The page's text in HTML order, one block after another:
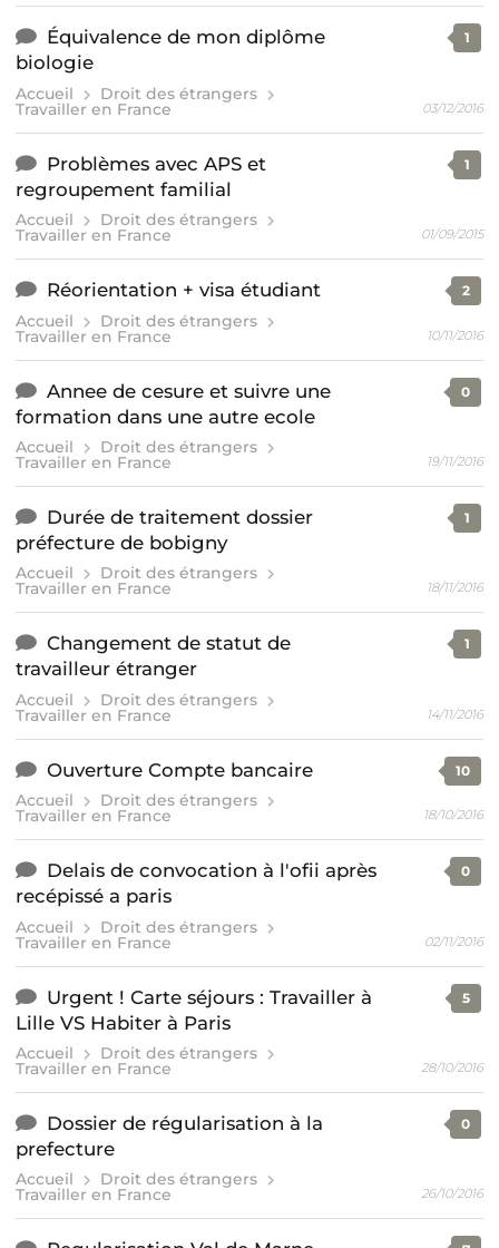
Équivalence de mon diplôme
biologie
Accueil Droit des étrangers
Travailler en France
1
03/12/2016
Problèmes avec APS et
regroupement familial
Accueil Droit des étrangers
Travailler en France
1
01/09/2015
Réorientation + visa étudiant
Accueil Droit des étrangers
Travailler en France
2
10/11/2016
Annee de cesure et suivre une
formation dans une autre ecole
Accueil Droit des étrangers
Travailler en France
0
19/11/2016
Durée de traitement dossier
préfecture de bobigny
Accueil Droit des étrangers
Travailler en France
1
18/11/2016
Changement de statut de
travailleur étranger
Accueil Droit des étrangers
Travailler en France
1
14/11/2016
Ouverture Compte bancaire
Accueil Droit des étrangers
Travailler en France
10
18/10/2016
Delais de convocation à l'ofii après
recépissé a paris
Accueil Droit des étrangers
Travailler en France
0
02/11/2016
Urgent ! Carte séjours : Travailler à
Lille VS Habiter à Paris
Accueil Droit des étrangers
Travailler en France
5
28/10/2016
Dossier de régularisation à la
prefecture
Accueil Droit des étrangers
Travailler en France
0
26/10/2016